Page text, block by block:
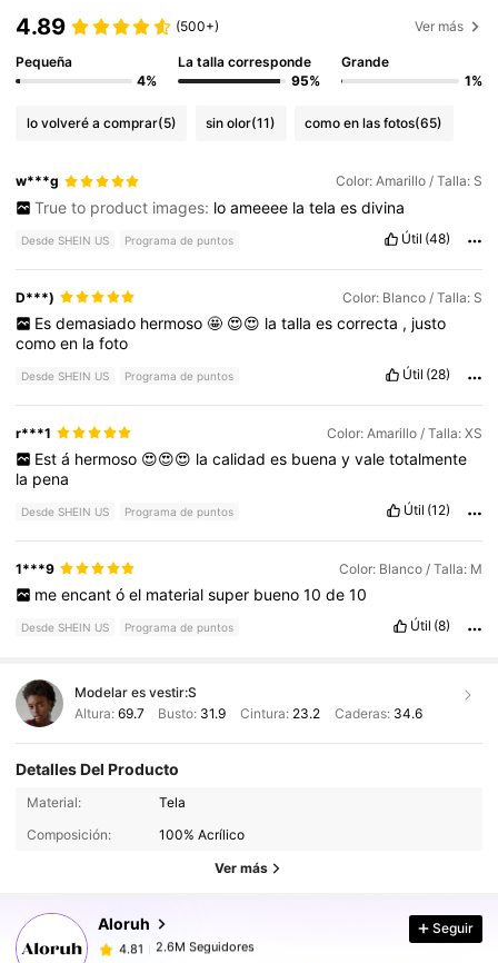
4.89 (500+) Ver más
Pequeña
4%
La talla corresponde
95%
Grande
1%
lo volveré a comprar(5) sin olor(11) como en las fotos(65)
w***g Color: Amarillo / Talla: S
True to product images: lo ameeee la tela es divina
Desde SHEIN US Programa de puntos Útil (48)
D***) Color: Blanco / Talla: S
Es demasiado hermoso 🤩 😍😍 la talla es correcta , justo
comoen lafoto
Desde SHEIN US Programa de puntos Útil (28)
r***1 Color: Amarillo / Talla: XS
Est á hermoso 😍😍😍 la calidad es buena y vale totalmente
la pena
Desde SHEIN US Programa de puntos Útil (12)
1***9 Color: Blanco / Talla: M
me encant ó el material super bueno 10 de 10
Desde SHEIN US Programa de puntos Útil (8)
Modelar es vestir:S
Altura: 69.7 Busto: 31.9 Cintura: 23.2 Caderas: 34.6
Detalles Del Producto
Material:
Tela
Composición:
100% Acrílico
Ver más
Aloruh
2.6M Seguidores
4.81
2.6M Seguidores
v***3 pagóHace 3 horas
Seguir